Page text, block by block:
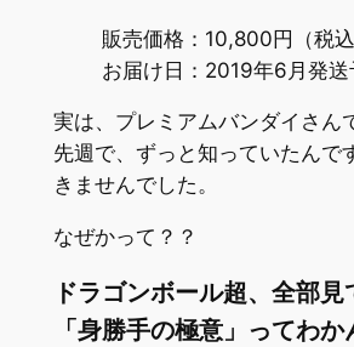
販売価格：10,800円（税込
お届け日：2019年6月発送
実は、プレミアムバンダイさん
先週で、ずっと知っていたんで
きませんでした。
なぜかって？？
ドラゴンボール超、全部見
「身勝手の極意」ってわ